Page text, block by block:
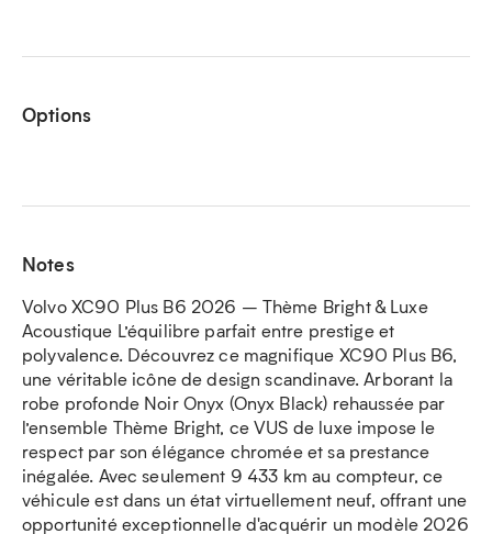
Options
Notes
Volvo XC90 Plus B6 2026 – Thème Bright & Luxe
Acoustique L’équilibre parfait entre prestige et
polyvalence. Découvrez ce magnifique XC90 Plus B6,
une véritable icône de design scandinave. Arborant la
robe profonde Noir Onyx (Onyx Black) rehaussée par
l’ensemble Thème Bright, ce VUS de luxe impose le
respect par son élégance chromée et sa prestance
inégalée. Avec seulement 9 433 km au compteur, ce
véhicule est dans un état virtuellement neuf, offrant une
opportunité exceptionnelle d'acquérir un modèle 2026